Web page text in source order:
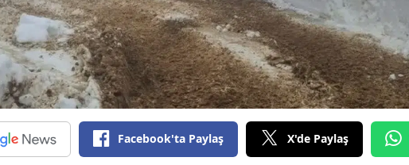
Facebook'ta Paylaş X'de Paylaş